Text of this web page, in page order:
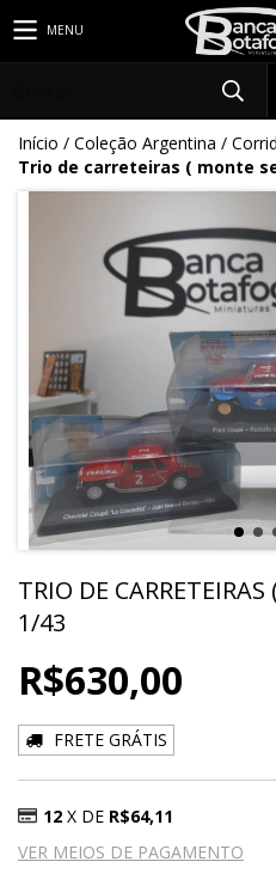
MENU
Início / Coleção Argentina /
Trio de carreteiras ( monte
TRIO DE
1/43
R$630,00
FRETE GRÁTIS
12 X DE R$64,11
VER MEIOS DE PAGAMENTO